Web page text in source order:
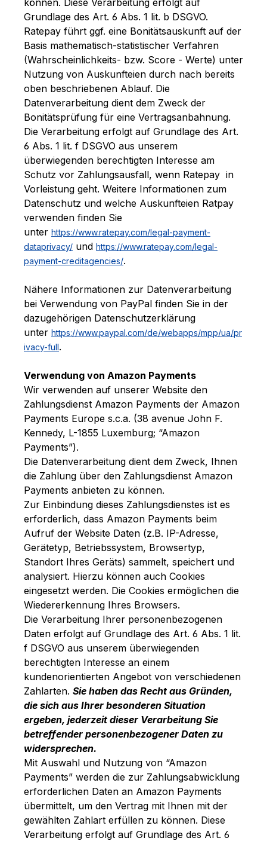
Grundlage des Art. 6 Abs. 1 lit. b DSGVO.
Ratepay führt ggf. eine Bonitätsauskunft auf der
Basis mathematisch-statistischer Verfahren
(Wahrscheinlichkeits- bzw. Score - Werte) unter
Nutzung von Auskunfteien durch nach bereits
oben beschriebenen Ablauf. Die
Datenverarbeitung dient dem Zweck der
Bonitätsprüfung für eine Vertragsanbahnung.
Die Verarbeitung erfolgt auf Grundlage des Art.
6 Abs. 1 lit. f DSGVO aus unserem
überwiegenden berechtigten Interesse am
Schutz vor Zahlungsausfall, wenn Ratepay in
Vorleistung geht. Weitere Informationen zum
Datenschutz und welche Auskunfteien Ratpay
verwenden finden Sie
unter https://www.ratepay.com/legal-payment-
dataprivacy/ und https://www.ratepay.com/legal-
payment-creditagencies/.
Nähere Informationen zur Datenverarbeitung
bei Verwendung von PayPal finden Sie in der
dazugehörigen Datenschutzerklärung
unter https://www.paypal.com/de/webapps/mpp/ua/pr
ivacy-full.
Verwendung von Amazon Payments
Wir verwenden auf unserer Website den
Zahlungsdienst Amazon Payments der Amazon
Payments Europe s.c.a. (38 avenue John F.
Kennedy, L-1855 Luxemburg; “Amazon
Payments”).
Die Datenverarbeitung dient dem Zweck, Ihnen
die Zahlung über den Zahlungsdienst Amazon
Payments anbieten zu können.
Zur Einbindung dieses Zahlungsdienstes ist es
erforderlich, dass Amazon Payments beim
Aufruf der Website Daten (z.B. IP-Adresse,
Gerätetyp, Betriebssystem, Browsertyp,
Standort Ihres Geräts) sammelt, speichert und
analysiert. Hierzu können auch Cookies
eingesetzt werden. Die Cookies ermöglichen die
Wiedererkennung Ihres Browsers.
Die Verarbeitung Ihrer personenbezogenen
Daten erfolgt auf Grundlage des Art. 6 Abs. 1 lit.
f DSGVO aus unserem überwiegenden
berechtigten Interesse an einem
kundenorientierten Angebot von verschiedenen
Zahlarten. Sie haben das Recht aus Gründen,
die sich aus Ihrer besonderen Situation
ergeben, jederzeit dieser Verarbeitung Sie
betreffender personenbezogener Daten zu
widersprechen.
Mit Auswahl und Nutzung von “Amazon
Payments” werden die zur Zahlungsabwicklung
erforderlichen Daten an Amazon Payments
übermittelt, um den Vertrag mit Ihnen mit der
gewählten Zahlart erfüllen zu können. Diese
Verarbeitung erfolgt auf Grundlage des Art. 6